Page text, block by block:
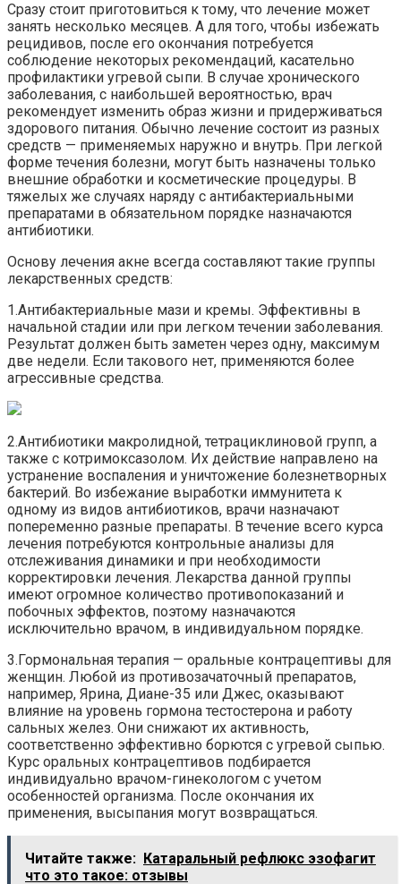
Сразу стоит приготовиться к тому, что лечение может
занять несколько месяцев. А для того, чтобы избежать
рецидивов, после его окончания потребуется
соблюдение некоторых рекомендаций, касательно
профилактики угревой сыпи. В случае хронического
заболевания, с наибольшей вероятностью, врач
рекомендует изменить образ жизни и придерживаться
здорового питания. Обычно лечение состоит из разных
средств — применяемых наружно и внутрь. При легкой
форме течения болезни, могут быть назначены только
внешние обработки и косметические процедуры. В
тяжелых же случаях наряду с антибактериальными
препаратами в обязательном порядке назначаются
антибиотики.
Основу лечения акне всегда составляют такие группы
лекарственных средств:
1.Антибактериальные мази и кремы. Эффективны в
начальной стадии или при легком течении заболевания.
Результат должен быть заметен через одну, максимум
две недели. Если такового нет, применяются более
агрессивные средства.
2.Антибиотики макролидной, тетрациклиновой групп, а
также с котримоксазолом. Их действие направлено на
устранение воспаления и уничтожение болезнетворных
бактерий. Во избежание выработки иммунитета к
одному из видов антибиотиков, врачи назначают
попеременно разные препараты. В течение всего курса
лечения потребуются контрольные анализы для
отслеживания динамики и при необходимости
корректировки лечения. Лекарства данной группы
имеют огромное количество противопоказаний и
побочных эффектов, поэтому назначаются
исключительно врачом, в индивидуальном порядке.
3.Гормональная терапия — оральные контрацептивы для
женщин. Любой из противозачаточный препаратов,
например, Ярина, Диане-35 или Джес, оказывают
влияние на уровень гормона тестостерона и работу
сальных желез. Они снижают их активность,
соответственно эффективно борются с угревой сыпью.
Курс оральных контрацептивов подбирается
индивидуально врачом-гинекологом с учетом
особенностей организма. После окончания их
применения, высыпания могут возвращаться.
Читайте также: Катаральный рефлюкс эзофагит
что это такое: отзывы